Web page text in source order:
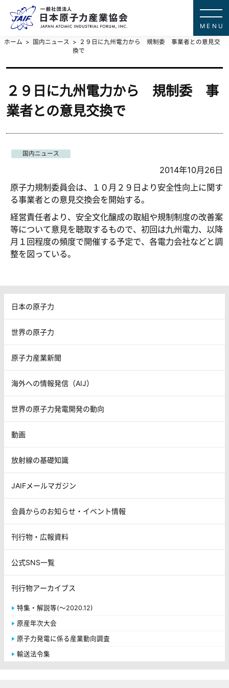
ホーム 国内ニュース
２９日に九州電力から 規制委 事業者との意見交
換で
２９日に九州電力から 規制委 事
業者との意見交換で
国内ニュース
2014年10月26日
原子力規制委員会は、１０月２９日より安全性向上に関す
る事業者との意見交換会を開始する。
経営責任者より、安全文化醸成の取組や規制制度の改善案
等について意見を聴取するもので、初回は九州電力、以降
月１回程度の頻度で開催する予定で、各電力会社などと調
整を図っている。
日本の原子力
世界の原子力
原子力産業新聞
海外への情報発信（AIJ）
世界の原子力発電開発の動向
動画
放射線の基礎知識
JAIFメールマガジン
会員からのお知らせ・イベント情報
刊行物・広報資料
公式SNS一覧
刊行物アーカイブス
特集・解説等(～2020.12)
原産年次大会
原子力発電に係る産業動向調査
輸送法令集